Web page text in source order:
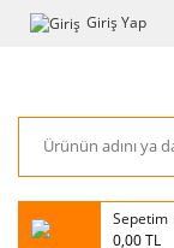
Giriş Yap
Sepetim
0,00 TL